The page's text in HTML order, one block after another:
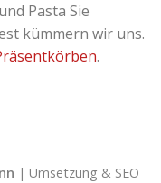
Pasta Sie
kümmern wir uns.
.
| Umsetzung & SEO